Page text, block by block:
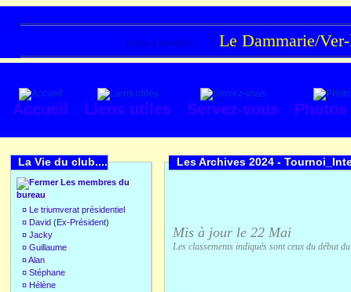
Texte à méditer : Le Dammarie/
Accueil Liens utiles Servez-vous
La Vie du club....
Les membres du
bureau
¤ Le triumverat présidentiel
¤ David (Ex-Président)
¤ Jacky
¤ Guillaume
¤Alan
¤ Stéphane
¤ Hélène
Les Archives 2024 -
Mis à jour le 22 Mai
Les classements indiqués sont ceux du début